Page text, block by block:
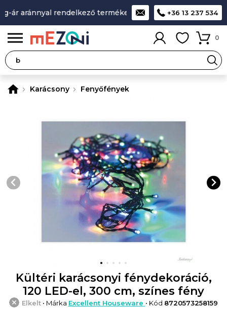
ár aránnyal rendelkező termékek A legjobb design-
+36 13 237 534
0
Karácsony Fenyőfények
Kültéri karácsonyi fénydekoráció,
120 LED-el, 300 cm, színes fény
Elkelt• Márka Excellent Houseware • Kód 8720573258159